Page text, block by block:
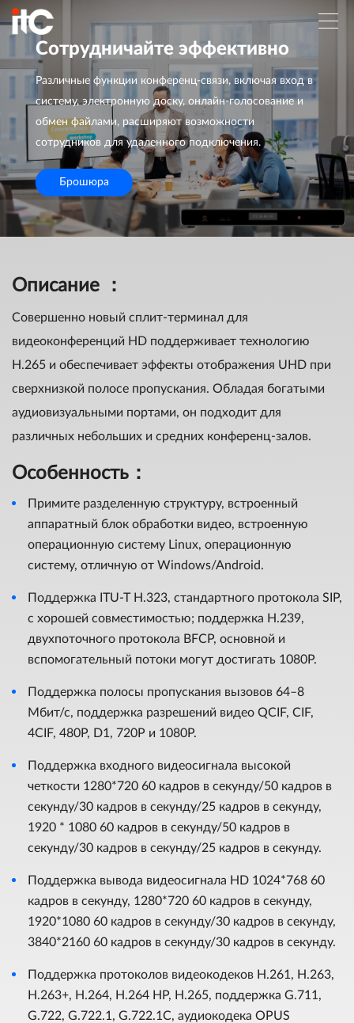
Сотрудничайте эффективно
Различные функции конференц-связи, включая вход в
систему, электронную доску, онлайн-голосование и
обмен файлами, расширяют возможности
сотрудников для удаленного подключения.
Брошюра
Описание ：
Совершенно новый сплит-терминал для
видеоконференций HD поддерживает технологию
H.265 и обеспечивает эффекты отображения UHD при
сверхнизкой полосе пропускания. Обладая богатыми
аудиовизуальными портами, он подходит для
различных небольших и средних конференц-залов.
Особенность：
Примите разделенную структуру, встроенный
аппаратный блок обработки видео, встроенную
операционную систему Linux, операционную
систему, отличную от Windows/Android.
Поддержка ITU-T H.323, стандартного протокола SIP,
с хорошей совместимостью; поддержка H.239,
двухпоточного протокола BFCP, основной и
вспомогательный потоки могут достигать 1080P.
Поддержка полосы пропускания вызовов 64–8
Мбит/с, поддержка разрешений видео QCIF, CIF,
4CIF, 480P, D1, 720P и 1080P.
Поддержка входного видеосигнала высокой
четкости 1280*720 60 кадров в секунду/50 кадров в
секунду/30 кадров в секунду/25 кадров в секунду,
1920 * 1080 60 кадров в секунду/50 кадров в
секунду/30 кадров в секунду/25 кадров в секунду.
Поддержка вывода видеосигнала HD 1024*768 60
кадров в секунду, 1280*720 60 кадров в секунду,
1920*1080 60 кадров в секунду/30 кадров в секунду,
3840*2160 60 кадров в секунду/30 кадров в секунду.
Поддержка протоколов видеокодеков H.261, H.263,
H.263+, H.264, H.264 HP, H.265, поддержка G.711,
G.722, G.722.1, G.722.1C, аудиокодека OPUS